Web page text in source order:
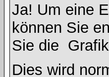
Ja! Um eine
können Sie
Sie die
Dies wird